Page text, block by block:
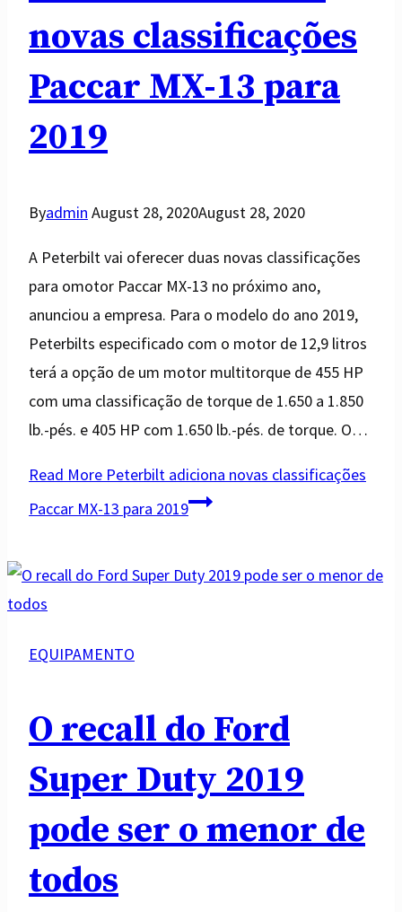
novas classificações
Paccar MX-13 para
2019
Byadmin August 28, 2020August 28, 2020
A Peterbilt vai oferecer duas novas classificações
para omotor Paccar MX-13 no próximo ano,
anunciou a empresa. Para o modelo do ano 2019,
Peterbilts especificado com o motor de 12,9 litros
terá a opção de um motor multitorque de 455 HP
com uma classificação de torque de 1.650 a 1.850
lb.-pés. e 405 HP com 1.650 lb.-pés. de torque. O…
Read More Peterbilt adiciona novas classificações
Paccar MX-13 para 2019
EQUIPAMENTO
O recall do Ford
Super Duty 2019
pode ser o menor de
todos